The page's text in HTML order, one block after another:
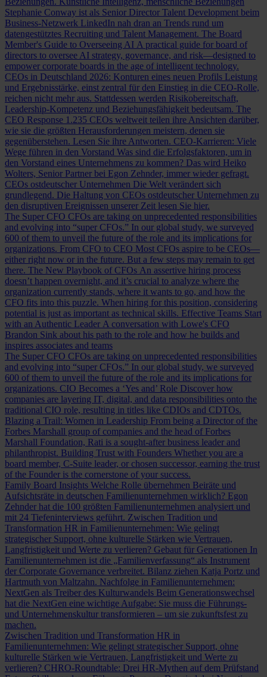
Stephanie Conway ist als Senior Director Talent Development beim
Business-Netzwerk LinkedIn nah dran an Trends rund um
datengestütztes Recruiting und Talent Management. The Board
Member's Guide to Overseeing AI A practical guide for board of
directors to oversee AI strategy, governance, and risk—designed to
empower corporate boards in the age of intelligent technology.
CEOs in Deutschland 2026: Konturen eines neuen Profils Leistung
und Ergebnisstärke, einst zentral für den Einstieg in die CEO-Rolle,
reichen nicht mehr aus. Stattdessen werden Risikobereitschaft,
Leadership-Kompetenz und Beziehungsfähigkeit bedeutsam. The
CEO Response 1.235 CEOs weltweit teilen ihre Ansichten darüber,
wie sie die größten Herausforderungen meistern, denen sie
gegenüberstehen. Lesen Sie ihre Antworten. CEO-Karrieren: Viele
Wege führen in den Vorstand Was sind die Erfolgsfaktoren, um in
den Vorstand eines Unternehmens zu kommen? Das wird Heiko
Wolters, Senior Partner bei Egon Zehnder, immer wieder gefragt.
CEOs ostdeutscher Unternehmen Die Welt verändert sich
grundlegend. Die Haltung von CEOs ostdeutscher Unternehmen zu
den disruptiven Ereignissen unserer Zeit lesen Sie hier.
The Super CFO CFOs are taking on unprecedented responsibilities
and evolving into “super CFOs.” In our global study, we surveyed
600 of them to unveil the future of the role and its implications for
organizations. From CFO to CEO Most CFOs aspire to be CEOs—
either right now or in the future. But a few steps may remain to get
there. The New Playbook of CFOs An assertive hiring process
doesn’t happen overnight, and it’s crucial to analyze where the
organization currently stands, where it wants to go, and how the
CFO fits into this puzzle. When hiring for this position, considering
potential is just as important as technical skills. Effective Teams Start
with an Authentic Leader A conversation with Lowe's CFO
Brandon Sink about his path to the role and how he builds and
inspires associates and teams
The Super CFO CFOs are taking on unprecedented responsibilities
and evolving into “super CFOs.” In our global study, we surveyed
600 of them to unveil the future of the role and its implications for
organizations. CIO Becomes a ‘Yes and’ Role Discover how
companies are layering IT, digital, and data responsibilities onto the
traditional CIO role, resulting in titles like CDIOs and CDTOs.
Blazing a Trail: Women in Leadership From being a Director of the
Forbes Marshall group of companies and the head of Forbes
Marshall Foundation, Rati is a sought-after business leader and
philanthropist. Building Trust with Founders Whether you are a
board member, C-Suite leader, or chosen successor, earning the trust
of the Founder is the cornerstone of your success.
Family Board Insights Welche Rolle übernehmen Beiräte und
Aufsichtsräte in deutschen Familienunternehmen wirklich? Egon
Zehnder hat die 100 größten Familienunternehmen analysiert und
mit 24 Tiefeninterviews geführt. Zwischen Tradition und
Transformation HR in Familienunternehmen: Wie gelingt
strategischer Support, ohne kulturelle Stärken wie Vertrauen,
Langfristigkeit und Werte zu verlieren? Gebaut für Generationen In
Familienunternehmen ist die „Familienverfassung“ als Instrument
der Corporate Governance verbreitet. Bilanz ziehen Katja Portz und
Hartmuth von Maltzahn. Nachfolge in Familienunternehmen:
NextGen als Treiber des Kulturwandels Beim Generationswechsel
hat die NextGen eine wichtige Aufgabe: Sie muss die Führungs-
und Unternehmenskultur transformieren – um sie zukunftsfest zu
machen.
Zwischen Tradition und Transformation HR in
Familienunternehmen: Wie gelingt strategischer Support, ohne
kulturelle Stärken wie Vertrauen, Langfristigkeit und Werte zu
verlieren? CHRO-Roundtable: Drei HR-Mythen auf dem Prüfstand